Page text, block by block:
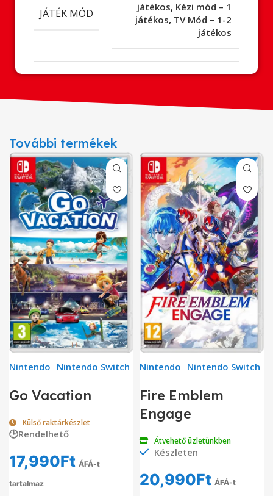
JÁTÉK MÓD
játékos, Kézi mód – 1
játékos, TV Mód – 1-2
játékos
További termékek
Nintendo- Nintendo Switch
Go Vacation
Külső raktárkészlet
🕒Rendelhető
17,990Ft ÁFÁ-t
tartalmaz
Nintendo- Nintendo Switch
Fire Emblem
Engage
Átvehető üzletünkben
Készleten
20,990Ft ÁFÁ-t